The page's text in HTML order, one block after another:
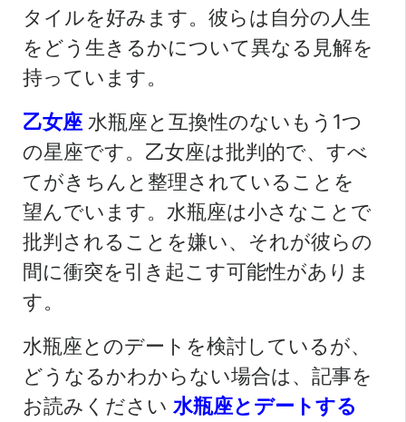
タイルを好みます。彼らは自分の人生
をどう生きるかについて異なる見解を
持っています。
乙女座 水瓶座と互換性のないもう1つ
の星座です。乙女座は批判的で、すべ
てがきちんと整理されていることを
望んでいます。水瓶座は小さなことで
批判されることを嫌い、それが彼らの
間に衝突を引き起こす可能性がありま
す。
水瓶座とのデートを検討しているが、
どうなるかわからない場合は、記事を
お読みください 水瓶座とデートする